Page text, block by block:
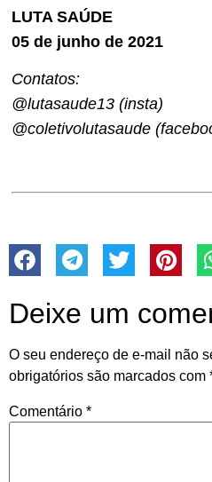
LUTA SAÚDE
05 de junho de 2021
Contatos:
@lutasaude13 (insta)
@coletivolutasaude
Deixe um
O seu endereço de e-mail não
obrigatórios são marcados com
Comentário *